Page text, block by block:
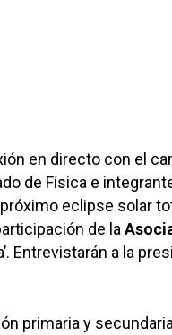
en directo con el
de Física e
eclipse solar
de la
Entrevistarán a la
primaria y